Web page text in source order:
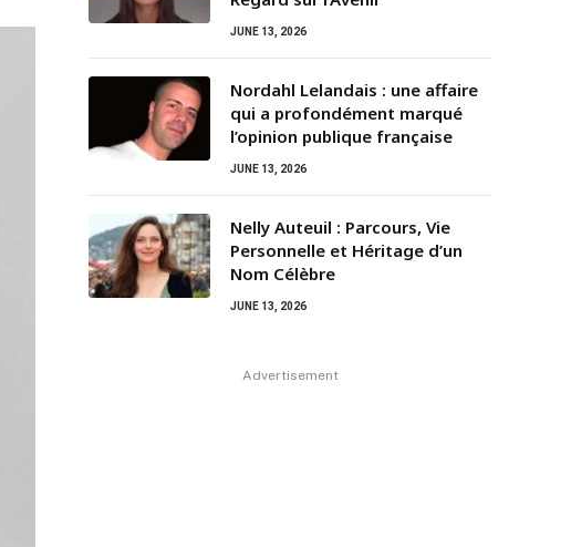
JUNE 13, 2026
Nordahl Lelandais : une affaire
qui a profondément marqué
l’opinion publique française
JUNE 13, 2026
Nelly Auteuil : Parcours, Vie
Personnelle et Héritage d’un
Nom Célèbre
JUNE 13, 2026
Advertisement